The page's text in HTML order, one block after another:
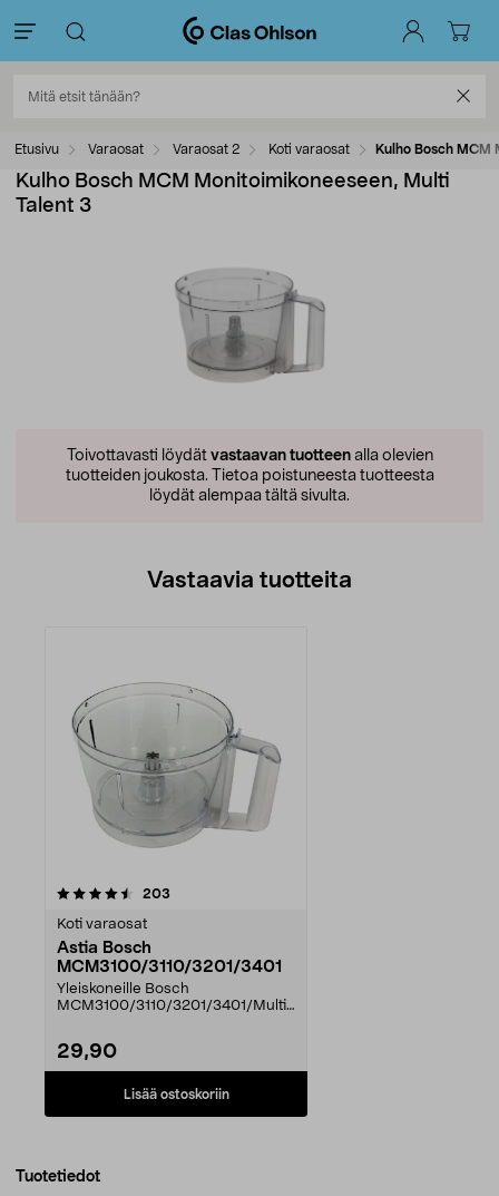
Etusivu Varaosat Varaosat 2 Koti varaosat Kulho Bosch MCM
Kulho Bosch MCM Monitoimikoneeseen, Multi
Talent 3
Toivottavasti löydät vastaavan tuotteenalla olevien
tuotteiden joukosta. Tietoa poistuneesta tuotteesta
löydät alempaa tältä sivulta.
Vastaavia tuotteita
203
Koti varaosat
Astia Bosch
MCM3100/3110/3201/3401
Yleiskoneille Bosch
MCM3100/3110/3201/3401/Multi
29,90
Lisää ostoskoriin
Tuotetiedot